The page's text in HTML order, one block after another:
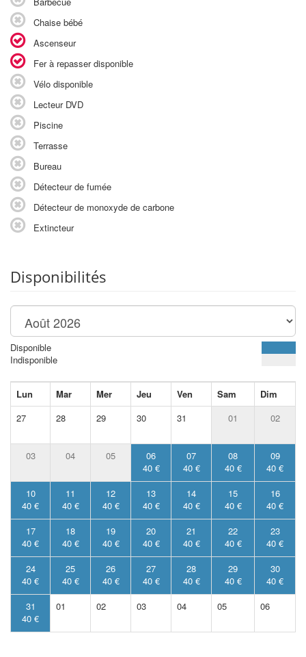
Chaise bébé
Ascenseur
Fer à repasser disponible
Vélo disponible
Lecteur DVD
Piscine
Terrasse
Bureau
Détecteur de fumée
Détecteur de monoxyde de carbone
Extincteur
Disponibilités
Disponible
Indisponible
Lun Mar Mer Jeu Ven Sam
Dim
27
28 29 30 31 01 02
03 04 05
06
40 €
07
40 €
08
40 €
09
40 €
10
40 €
11
40 €
12
40 €
13
40 €
14
40 €
15
40 €
16
40 €
17
40 €
18
40 €
19
40 €
20
40 €
21
40 €
22
40 €
23
40 €
24
40 €
25
40 €
26
40 €
27
40 €
28
40 €
29
40 €
30
40 €
31
40 €
01 02 03 04 05 06